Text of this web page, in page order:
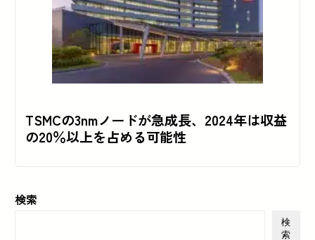
TSMCの3nmノードが急成長、2024年は収益
の20％以上を占める可能性
検索
検
索